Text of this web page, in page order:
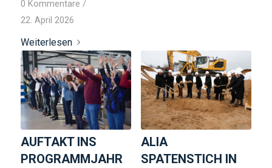
0 Kommentare /
22. April 2026
Weiterlesen
AUFTAKT INS
PROGRAMMJAHR
ALIA
SPATENSTICH IN